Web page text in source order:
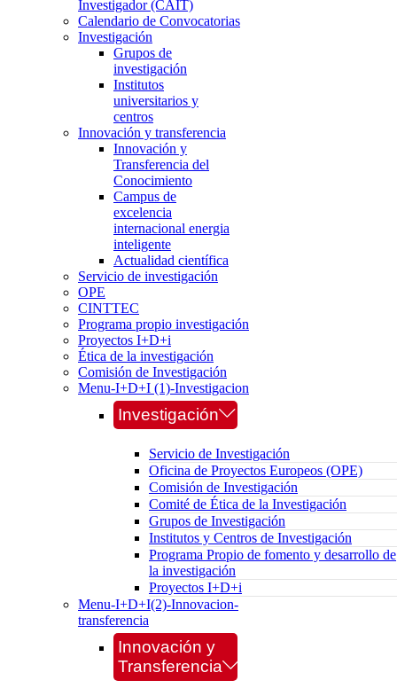
Investigador (CAIT)
Calendario de Convocatorias
Investigación
Grupos de
investigación
Institutos
universitarios y
centros
Innovación y transferencia
Innovación y
Transferencia del
Conocimiento
Campus de
excelencia
internacional energia
inteligente
Actualidad científica
Servicio de investigación
OPE
CINTTEC
Programa propio investigación
Proyectos I+D+i
Ética de la investigación
Comisión de Investigación
Menu-I+D+I (1)-Investigacion
Investigación
Servicio de Investigación
Oficina de Proyectos Europeos (OPE)
Comisión de Investigación
Comité de Ética de la Investigación
Grupos de Investigación
Institutos y Centros de Investigación
Programa Propio de fomento y desarrollo de
la investigación
Proyectos I+D+i
Menu-I+D+I(2)-Innovacion-
transferencia
Innovación y
Transferencia